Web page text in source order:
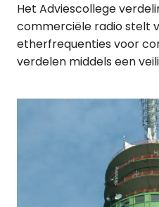
Het Adviescollege
commerciële radio stelt
etherfrequenties voor
verdelen middels een